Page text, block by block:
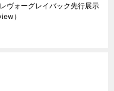
ヴォーグレイバック先行展示
）